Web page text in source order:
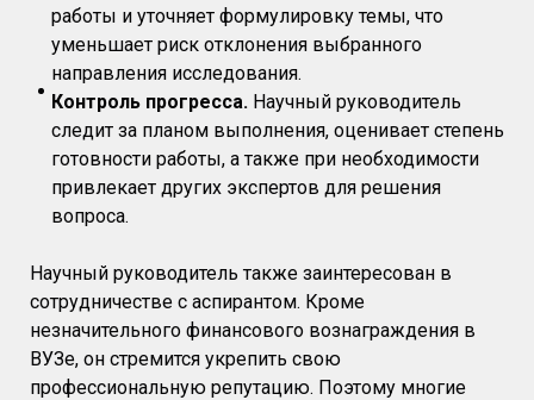
работы и уточняет формулировку темы, что
уменьшает риск отклонения выбранного
направления исследования.
Контроль прогресса. Научный руководитель
следит за планом выполнения, оценивает степень
готовности работы, а также при необходимости
привлекает других экспертов для решения
вопроса.
Научный руководитель также заинтересован в
сотрудничестве с аспирантом. Кроме
незначительного финансового вознаграждения в
ВУЗе, он стремится укрепить свою
профессиональную репутацию. Поэтому многие